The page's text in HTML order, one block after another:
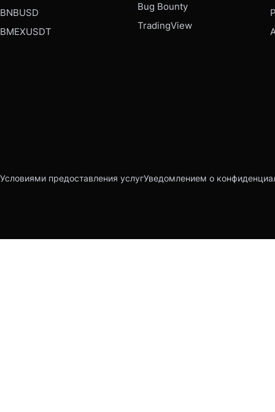
BNBUSD
BMEXUSDT
Bug Bounty
TradingView
Условиями предоставления услугУведомлением о